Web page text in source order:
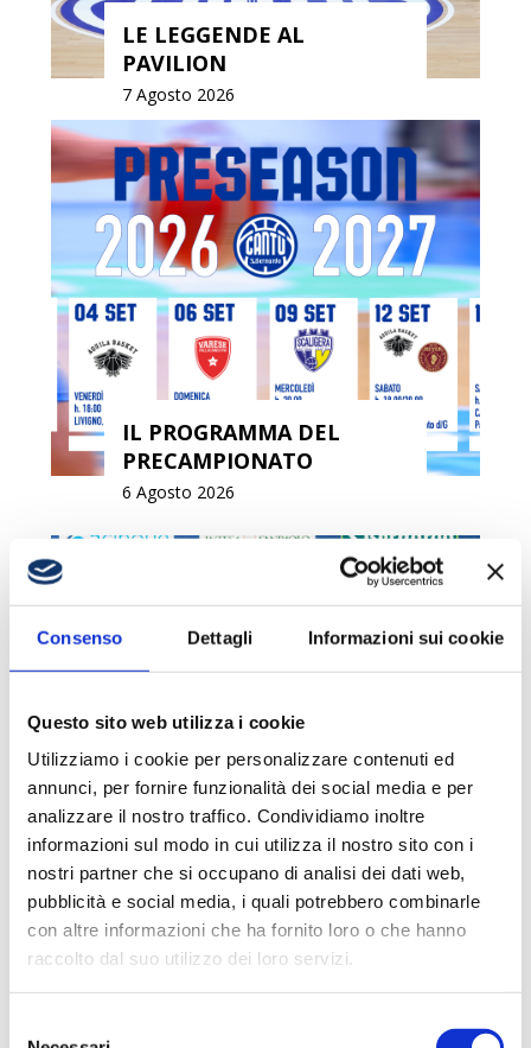
Consenso Dettagli Informazioni sui cookie
Questo sito web utilizza i cookie
Utilizziamo i cookie per personalizzare contenuti ed
annunci, per fornire funzionalità dei social media e per
analizzare il nostro traffico. Condividiamo inoltre
informazioni sul modo in cui utilizza il nostro sito con i
nostri partner che si occupano di analisi dei dati web,
pubblicità e social media, i quali potrebbero combinarle
con altre informazioni che ha fornito loro o che hanno
raccolto dal suo utilizzo dei loro servizi.
LE LEGGENDE AL
PAVILION
7 Agosto 2026
IL PROGRAMMA DEL
PRECAMPIONATO
6 Agosto 2026
VITUCCI: «DIFFICILE STABILIRE A
PRIORI SE UN CALENDARIO SIA
FAVOREVOLE»
3 Agosto 2026